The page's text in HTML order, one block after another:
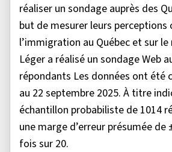
réaliser un sondage auprès des
but de mesurer leurs perceptions
l’immigration au Québec et sur
Léger a réalisé un sondage Web
répondants Les données ont été
au 22 septembre 2025. À titre
échantillon probabiliste de 1014
une marge d’erreur présumée de
fois sur 20.